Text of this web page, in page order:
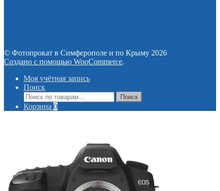
© Фотопрокат в Симферополе и по Крыму 2026
Создано с помощью WooCommerce.
Моя учётная запись
Поиск
Искать:
Поиск
Корзина 0